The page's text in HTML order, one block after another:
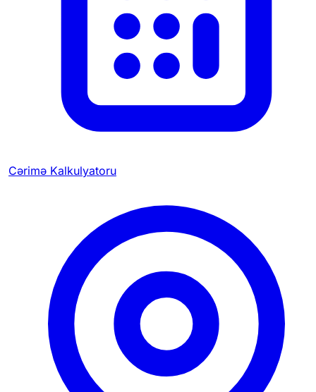
Cərimə Kalkulyatoru